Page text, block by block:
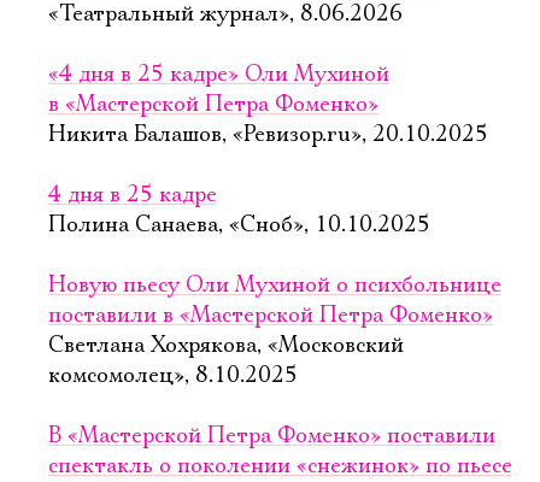
«Театральный журнал», 8.06.2026
«4 дня в 25 кадре» Оли Мухиной
в «Мастерской Петра Фоменко»
Никита Балашов, «Ревизор.ru», 20.10.2025
4 дня в 25 кадре
Полина Санаева, «Сноб», 10.10.2025
Новую пьесу Оли Мухиной о психбольнице
поставили в «Мастерской Петра Фоменко»
Светлана Хохрякова, «Московский
комсомолец», 8.10.2025
В «Мастерской Петра Фоменко» поставили
спектакль о поколении «снежинок» по пьесе